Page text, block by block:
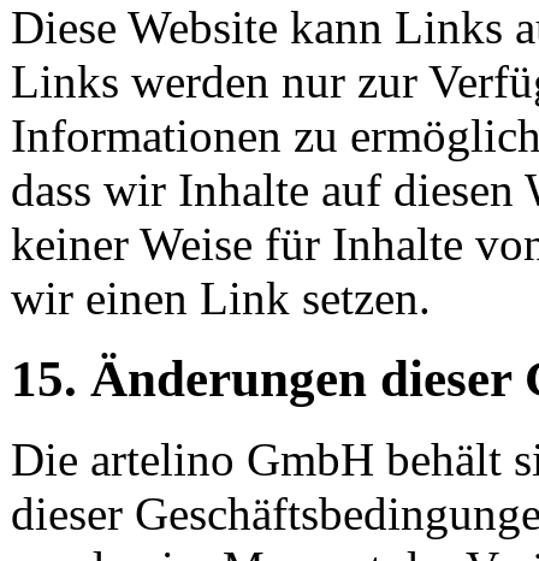
Diese Website kann Links
Links werden nur zur
Informationen zu
dass wir Inhalte auf
keiner Weise für Inhalte
wir einen Link setzen.
15. Änderungen dieser
Die artelino GmbH behält
dieser